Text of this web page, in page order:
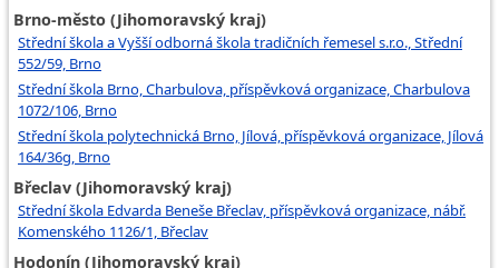
Brno-město (Jihomoravský kraj)
Střední škola a Vyšší odborná škola tradičních řemesel s.r.o., Střední
552/59, Brno
Střední škola Brno, Charbulova, příspěvková organizace, Charbulova
1072/106, Brno
Střední škola polytechnická Brno, Jílová, příspěvková organizace, Jílová
164/36g, Brno
Břeclav (Jihomoravský kraj)
Střední škola Edvarda Beneše Břeclav, příspěvková organizace, nábř.
Komenského 1126/1, Břeclav
Hodonín (Jihomoravský kraj)